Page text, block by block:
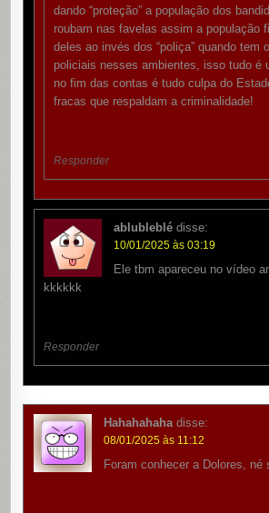
dando “proteção” a população dos
roubam nas favelas assim a população
deles ao invés dos “poliça” quando tem
policiais nesses ambientes, isso tudo é
no fim das contas é tudo culpa do
fracas que respaldam a criminalidade!
Responder
ablubleblé disse:
10/01/2025 às 03:19
Ele tbm apareceu no vídeo
kkkkkk
Responder
Hahahahaha disse:
08/01/2025 às 11:12
Foram conhecer a Dolores, né